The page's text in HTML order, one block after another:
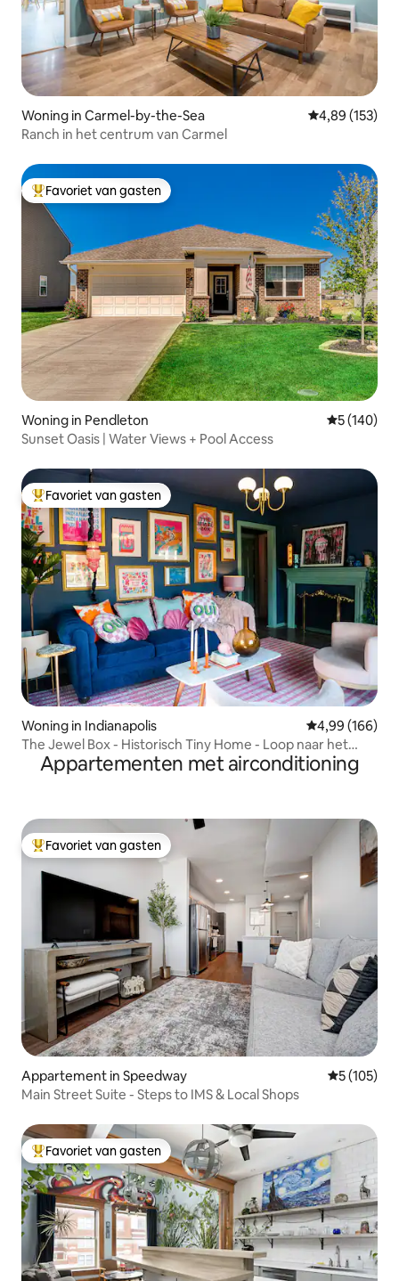
Woning in Carmel-by-the-Sea Gemiddelde
4,89 (153)
Ranch in het centrum van Carmel
Topfavoriet van gasten
Favoriet van gasten
Woning in Pendleton
5 (140)
Sunset Oasis | Water Views + Pool Access
Topfavoriet van gasten
Favoriet van gasten
Woning in Indianapolis Gemiddelde
4,99 (166)
The Jewel Box - Historisch Tiny Home - Loop naar het
centrum
Appartementen met airconditioning
Topfavoriet van gasten
Favoriet van gasten
Appartement in Speedway
5 (105)
Main Street Suite - Steps to IMS & Local Shops
Topfavoriet van gasten
Favoriet van gasten